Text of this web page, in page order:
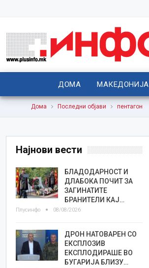
ДОМА МАКЕДОНИЈА
Дома Последни објави пентагон
Најнови вести
БЛАДОДАРНОСТ И
ДЛАБОКА ПОЧИТ ЗА
ЗАГИНАТИТЕ
БРАНИТЕЛИ КАЈ…
Плусинфо 08/08/2026
ДРОН НАТОВАРЕН СО
ЕКСПЛОЗИВ
ЕКСПЛОДИРАШЕ ВО
БУГАРИЈА БЛИЗУ…